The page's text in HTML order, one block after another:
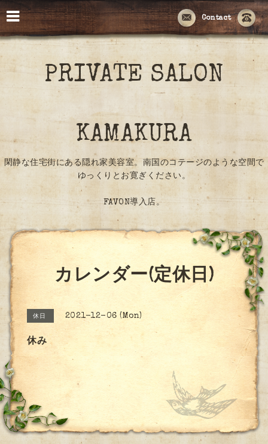
Contact
PRIVATE SALON
KAMAKURA
閑静な住宅街にある隠れ家美容室。南国のコテージのような空間で
ゆっくりとお寛ぎください。
FAVON導入店。
カレンダー(定休日)
休日 2021-12-06 (Mon)
休み